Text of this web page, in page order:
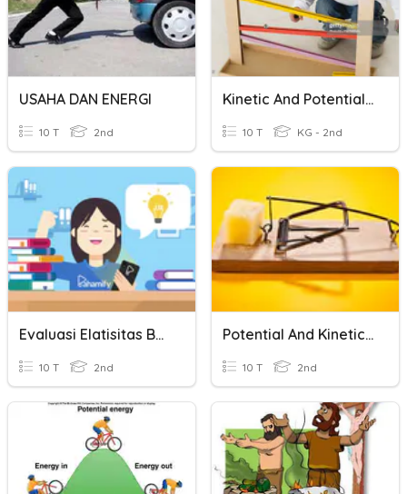
USAHA DAN ENERGI
10 T 2nd
Kinetic And Potential Energy
10 T KG - 2nd
Evaluasi Elatisitas Bahan Dan Pegas
10 T 2nd
Potential And Kinetic Energy
10 T 2nd